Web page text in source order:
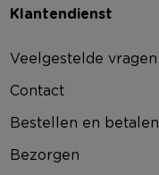
Klantendienst
Veelgestelde vragen
Contact
Bestellen en betalen
Bezorgen